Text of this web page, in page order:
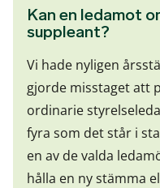
Kan en ledamot
suppleant?
Vi hade nyligen
gjorde misstaget att
ordinarie
fyra som det står i
en av de valda
hålla en ny stämma